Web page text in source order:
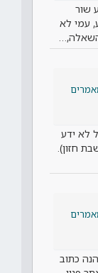
שור
עמי לא
לא ידע
חזון).
כתוב